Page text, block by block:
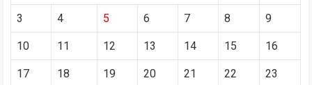
3 4 5 6 7 8 9
10 11 12 13 14 15 16
17 18 19 20 21 22 23